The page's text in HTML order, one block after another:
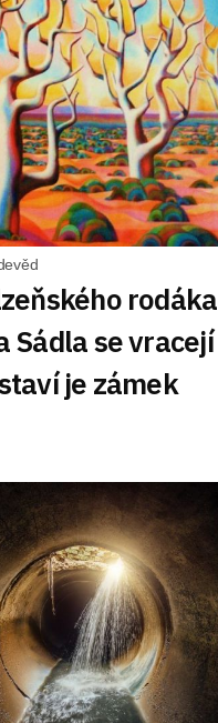
rodáka
Sádla se vracejí
je zámek